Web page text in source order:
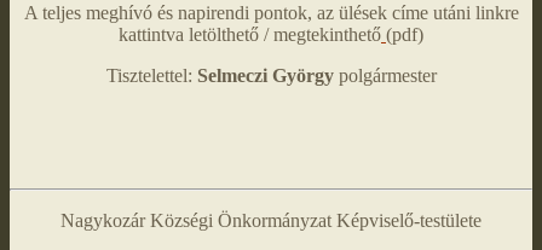
A teljes meghívó és napirendi pontok, az ülések címe utáni linkre
kattintva letölthető / megtekinthető (pdf)
Tisztelettel: Selmeczi Györgypolgármester
Nagykozár Községi Önkormányzat Képviselő-testülete